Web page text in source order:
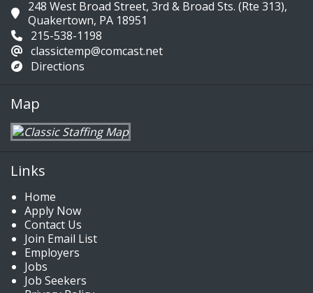
248 West Broad Street, 3rd & Broad Sts. (Rte 313),
Quakertown, PA 18951
215-538-1198
classictemp@comcast.net
Directions
Map
Links
Home
Apply Now
Contact Us
Join Email List
Employers
Jobs
Job Seekers